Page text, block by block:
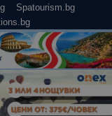
Spatourism.bg